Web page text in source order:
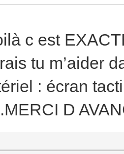
c est
tu m’aider
: écran
D